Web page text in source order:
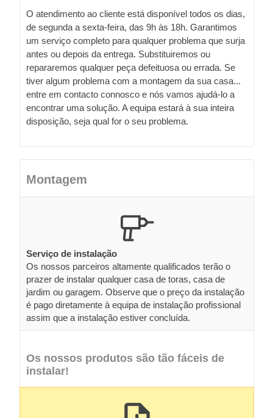
O atendimento ao cliente está disponível todos os dias,
de segunda a sexta-feira, das 9h às 18h. Garantimos
um serviço completo para qualquer problema que surja
antes ou depois da entrega. Substituiremos ou
repararemos qualquer peça defeituosa ou errada. Se
tiver algum problema com a montagem da sua casa...
entre em contacto connosco e nós vamos ajudá-lo a
encontrar uma solução. A equipa estará à sua inteira
disposição, seja qual for o seu problema.
Montagem
Serviço de instalação
Os nossos parceiros altamente qualificados terão o
prazer de instalar qualquer casa de toras, casa de
jardim ou garagem. Observe que o preço da instalação
é pago diretamente à equipa de instalação profissional
assim que a instalação estiver concluída.
Os nossos produtos são tão fáceis de
instalar!